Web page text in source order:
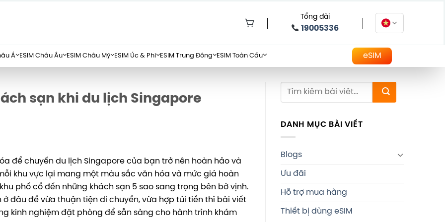
Tổng đài
19005336
Á ESIM Châu Âu ESIM Châu Mỹ ESIM Úc & Phi ESIM Trung Đông ESIM Toàn Cầu eSIM
sạn khi du lịch Singapore
để chuyến du lịch Singapore của bạn trở nên hoàn hảo và
khu vực lại mang một màu sắc văn hóa và mức giá hoàn
phố cổ đến những khách sạn 5 sao sang trọng bên bờ vịnh.
đâu để vừa thuận tiện di chuyển, vừa hợp túi tiền thì bài viết
kinh nghiệm đặt phòng để sẵn sàng cho hành trình khám
DANH MỤC BÀI VIẾT
Blogs
Ưu đãi
Hỗ trợ mua hàng
Thiết bị dùng eSIM